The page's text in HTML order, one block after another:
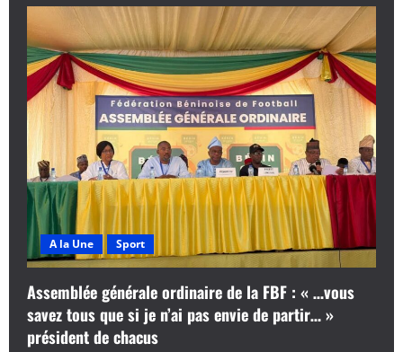
A la Une Sport
Assemblée générale ordinaire de la FBF : « …vous
savez tous que si je n’ai pas envie de partir… »
président de chacus